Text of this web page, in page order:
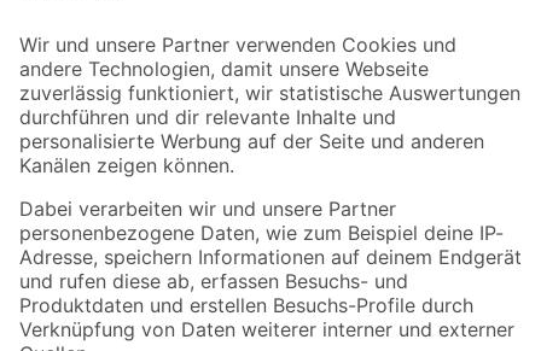
Der toom Newsletter: Keine Angebote und Aktionen mehr verpassen!
Zur Newsletter Anmeldung
Folge uns
Zahlungsarten Versandarten